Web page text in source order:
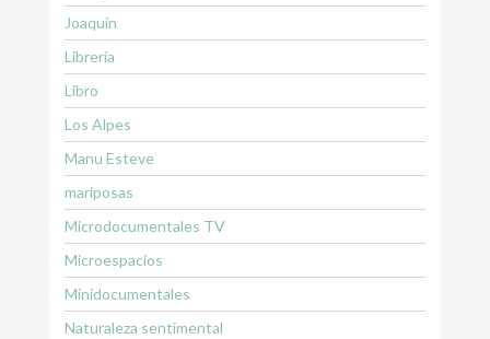
Joaquín
Librería
Libro
Los Alpes
Manu Esteve
mariposas
Microdocumentales TV
Microespacios
Minidocumentales
Naturaleza sentimental